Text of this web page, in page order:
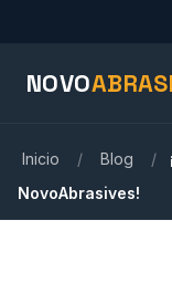
NOVO
Inicio / Blog /
NovoAbrasives!